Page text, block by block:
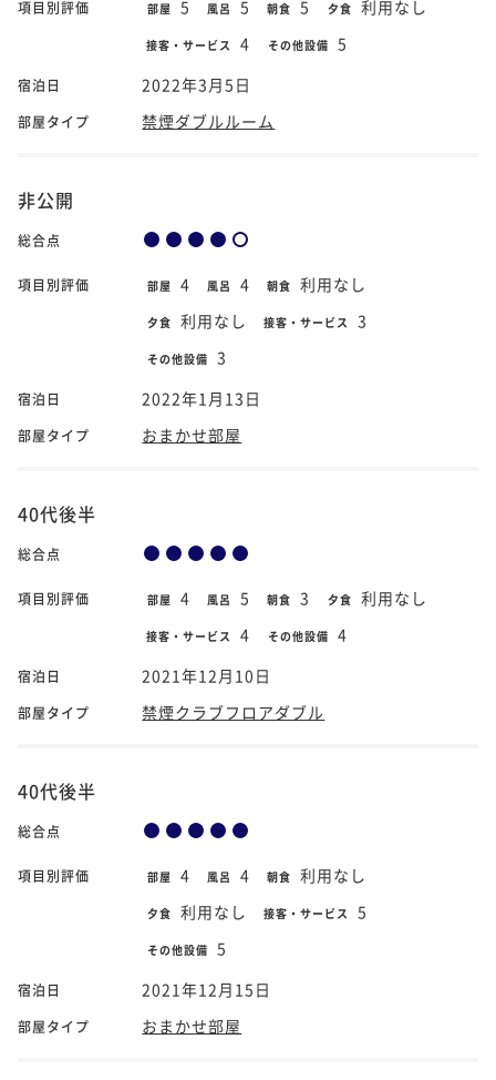
項目別評価 部屋 5 風呂 5 朝食 5 夕食 利用なし
接客・サービス 4 その他設備 5
宿泊日 2022年3月5日
部屋タイプ 禁煙ダブルルーム
非公開
総合点
項目別評価 部屋 4 風呂 4 朝食 利用なし
夕食 利用なし 接客・サービス 3
その他設備 3
宿泊日 2022年1月13日
部屋タイプ おまかせ部屋
40代後半
総合点
項目別評価 部屋 4 風呂 5 朝食 3 夕食 利用なし
接客・サービス 4 その他設備 4
宿泊日 2021年12月10日
部屋タイプ 禁煙クラブフロアダブル
40代後半
総合点
項目別評価 部屋 4 風呂 4 朝食 利用なし
夕食 利用なし 接客・サービス 5
その他設備 5
宿泊日 2021年12月15日
部屋タイプ おまかせ部屋